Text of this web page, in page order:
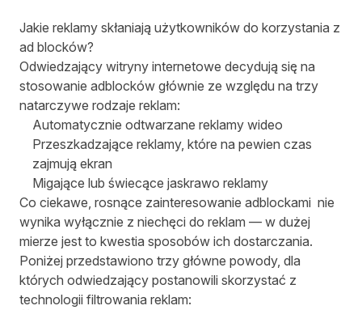
Jakie reklamy skłaniają użytkowników do korzystania z
ad blocków?
Odwiedzający witryny internetowe decydują się na
stosowanie adblocków głównie ze względu na trzy
natarczywe rodzaje reklam:
Automatycznie odtwarzane reklamy wideo
Przeszkadzające reklamy, które na pewien czas
zajmują ekran
Migające lub świecące jaskrawo reklamy
Co ciekawe, rosnące zainteresowanie adblockami nie
wynika wyłącznie z niechęci do reklam — w dużej
mierze jest to kwestia sposobów ich dostarczania.
Poniżej przedstawiono trzy główne powody, dla
których odwiedzający postanowili skorzystać z
technologii filtrowania reklam: